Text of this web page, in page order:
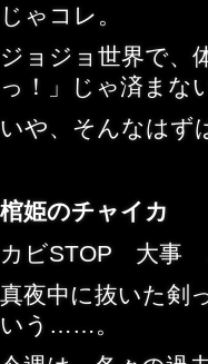
じゃコレ。
ジョジョ世界で、
っ！」じゃ済まな
いや、そんなはず
棺姫のチャイカ
カビSTOP 大事
真夜中に抜いた剣
いう……。